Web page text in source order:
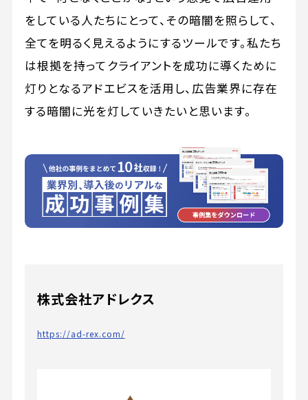
をしている人たちにとって、その暗闇を照らして、
全てを明るく見えるようにするツールです。私たち
は根拠を持ってクライアントを成功に導くために
灯りとなるアドエビスを活用し、広告業界に存在
する暗闇に光を灯していきたいと思います。
株式会社アドレクス
https://ad-rex.com/